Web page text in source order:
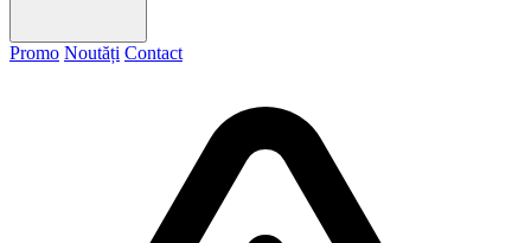
Promo Noutăți Contact